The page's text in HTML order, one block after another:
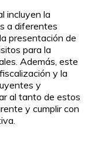
incluyen la
a diferentes
presentación de
para la
Además, este
y la
y
al tanto de estos
y cumplir con